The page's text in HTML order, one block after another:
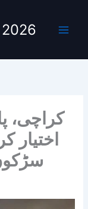
کراچی،
اختیار